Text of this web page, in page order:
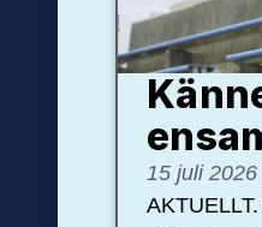
15 juli 2026